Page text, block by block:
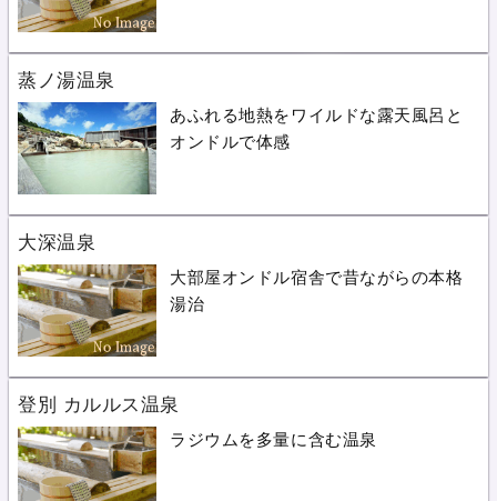
蒸ノ湯温泉
あふれる地熱をワイルドな露天風呂と
オンドルで体感
大深温泉
大部屋オンドル宿舎で昔ながらの本格
湯治
登別 カルルス温泉
ラジウムを多量に含む温泉